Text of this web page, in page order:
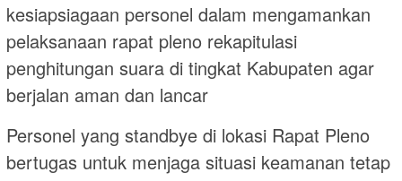
kesiapsiagaan personel dalam mengamankan
pelaksanaan rapat pleno rekapitulasi
penghitungan suara di tingkat Kabupaten agar
berjalan aman dan lancar
Personel yang standbye di lokasi Rapat Pleno
bertugas untuk menjaga situasi keamanan tetap